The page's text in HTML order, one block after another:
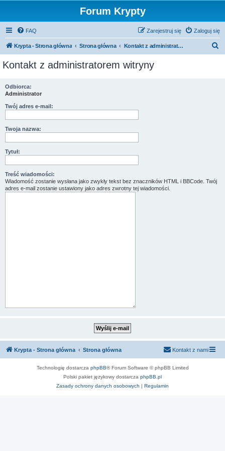
Forum Krypty
FAQ Zaloguj się
Zarejestruj się
Krypta - Strona główna Strona główna Kontakt z administratorem witryny
Kontakt z administratorem witryny
Odbiorca:
Administrator
Twój adres e-mail:
Twoja nazwa:
Tytuł:
Treść wiadomości:
Wiadomość zostanie wysłana jako zwykły tekst bez znaczników HTML i BBCode. Twój
adres e-mail zostanie ustawiony jako adres zwrotny tej wiadomości.
Krypta - Strona główna Strona główna Kontakt z nami
Technologię dostarcza phpBB® Forum Software © phpBB Limited
Polski pakiet językowy dostarcza phpBB.pl
Zasady ochrony danych osobowych | Regulamin